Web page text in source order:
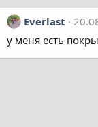
Everlast
у меня есть